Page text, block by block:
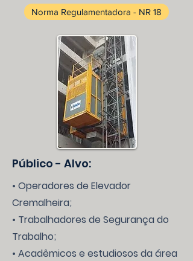
Norma Regulamentadora - NR 18
Público - Alvo:
• Operadores de Elevador
Cremalheira;
• Trabalhadores de Segurança do
Trabalho;
• Acadêmicos e estudiosos da área